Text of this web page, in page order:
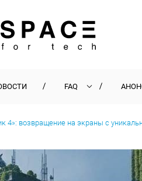
FAQ
4»: возвращение на экраны с